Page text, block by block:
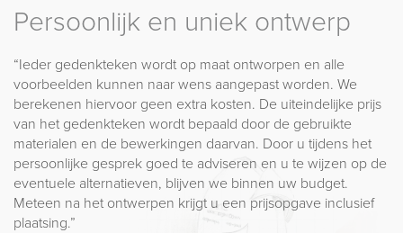
Persoonlijk en uniek ontwerp
“Ieder gedenkteken wordt op maat ontworpen en alle
voorbeelden kunnen naar wens aangepast worden. We
berekenen hiervoor geen extra kosten. De uiteindelijke prijs
van het gedenkteken wordt bepaald door de gebruikte
materialen en de bewerkingen daarvan. Door u tijdens het
persoonlijke gesprek goed te adviseren en u te wijzen op de
eventuele alternatieven, blijven we binnen uw budget.
Meteen na het ontwerpen krijgt u een prijsopgave inclusief
plaatsing.”